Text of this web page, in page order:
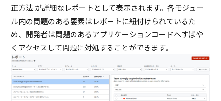
正方法 が詳細なレポートとして表示されます。各モジュー
ル内の問題のある要素はレポートに紐付けられているた
め、開発者は問題のあるアプリケーションコードへすばや
くアクセスして問題に対処することができます。